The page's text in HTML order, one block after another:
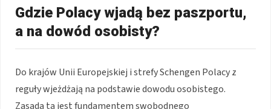
Gdzie Polacy wjadą bez paszportu,
a na dowód osobisty?
Do krajów Unii Europejskiej i strefy Schengen Polacy z
reguły wjeżdżają na podstawie dowodu osobistego.
Zasada ta jest fundamentem swobodnego